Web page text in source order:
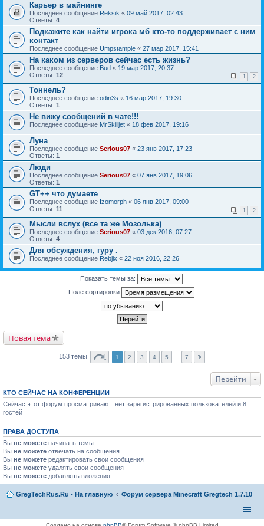
Карьер в майнинге
Последнее сообщение Reksik « 09 май 2017, 02:43
Ответы: 4
Подкажите как найти игрока мб кто-то поддерживает с ним
контакт
Последнее сообщение Umpstample « 27 мар 2017, 15:41
На каком из серверов сейчас есть жизнь?
Последнее сообщение Bud « 19 мар 2017, 20:37
Ответы: 12 1 2
Тоннель?
Последнее сообщение odin3s « 16 мар 2017, 19:30
Ответы: 1
Не вижу сообщений в чате!!!
Последнее сообщение MrSkilljet « 18 фев 2017, 19:16
Луна
Последнее сообщение Serious07 « 23 янв 2017, 17:23
Ответы: 1
Люди
Последнее сообщение Serious07 « 07 янв 2017, 19:06
Ответы: 1
GT++ что думаете
Последнее сообщение Izomorph « 06 янв 2017, 09:00
Ответы: 11 1 2
Мысли вслух (все та же Мозолька)
Последнее сообщение Serious07 « 03 дек 2016, 07:27
Ответы: 4
Для обсуждения, гуру .
Последнее сообщение Rebjix « 22 ноя 2016, 22:26
Показать темы за:
Поле сортировки
Новая тема
153 темы 1 2 3 4 5 7
Перейти
КТО СЕЙЧАС НА КОНФЕРЕНЦИИ
Сейчас этот форум просматривают: нет зарегистрированных пользователей и 8
гостей
ПРАВА ДОСТУПА
Вы не можете начинать темы
Вы не можете отвечать на сообщения
Вы не можете редактировать свои сообщения
Вы не можете удалять свои сообщения
Вы не можете добавлять вложения
GregTechRus.Ru - На главную Форум сервера Minecraft Gregtech 1.7.10